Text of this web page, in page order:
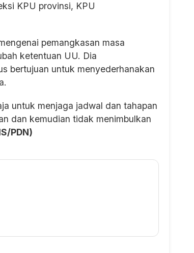
KPU provinsi, KPU
pemangkasan masa
ketentuan UU. Dia
bertujuan untuk menyederhanakan
untuk menjaga jadwal dan tahapan
dan kemudian tidak menimbulkan
PDN)